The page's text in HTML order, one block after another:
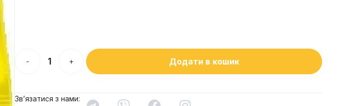
- + Додати в кошик
Зв’язатися з нами: